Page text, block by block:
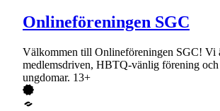
Onlineföreningen SGC
Välkommen till Onlineföreningen SGC! Vi
medlemsdriven, HBTQ-vänlig förening
ungdomar. 13+